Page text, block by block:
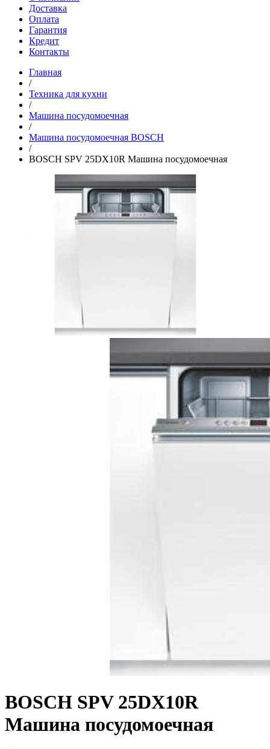
Доставка
Оплата
Гарантия
Кредит
Контакты
Главная
/
Техника для кухни
/
Машина посудомоечная
/
Машина посудомоечная BOSCH
/
BOSCH SPV 25DX10R Машина посудомоечная
BOSCH SPV 25DX10R
Машина посудомоечная